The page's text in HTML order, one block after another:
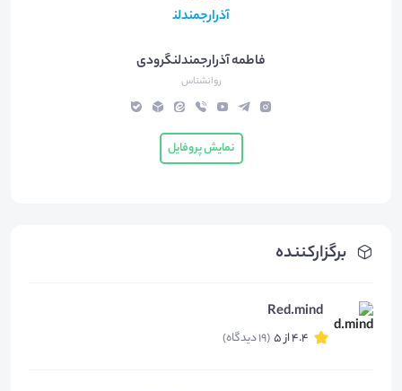
برگزارکننده
Red.mind
4.4 از 5 (19 دیدگاه)
فاطمه آذرارجمندلنگرودی
روانشناس
نمایش پروفایل